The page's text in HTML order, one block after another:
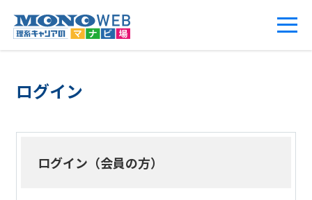
ログイン
ログイン（会員の方）